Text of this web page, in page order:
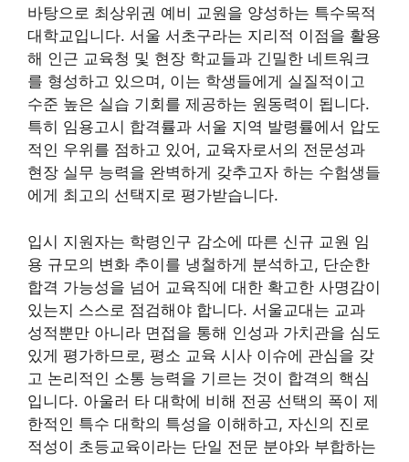
바탕으로 최상위권 예비 교원을 양성하는 특수목적
대학교입니다. 서울 서초구라는 지리적 이점을 활용
해 인근 교육청 및 현장 학교들과 긴밀한 네트워크
를 형성하고 있으며, 이는 학생들에게 실질적이고
수준 높은 실습 기회를 제공하는 원동력이 됩니다.
특히 임용고시 합격률과 서울 지역 발령률에서 압도
적인 우위를 점하고 있어, 교육자로서의 전문성과
현장 실무 능력을 완벽하게 갖추고자 하는 수험생들
에게 최고의 선택지로 평가받습니다.
입시 지원자는 학령인구 감소에 따른 신규 교원 임
용 규모의 변화 추이를 냉철하게 분석하고, 단순한
합격 가능성을 넘어 교육직에 대한 확고한 사명감이
있는지 스스로 점검해야 합니다. 서울교대는 교과
성적뿐만 아니라 면접을 통해 인성과 가치관을 심도
있게 평가하므로, 평소 교육 시사 이슈에 관심을 갖
고 논리적인 소통 능력을 기르는 것이 합격의 핵심
입니다. 아울러 타 대학에 비해 전공 선택의 폭이 제
한적인 특수 대학의 특성을 이해하고, 자신의 진로
적성이 초등교육이라는 단일 전문 분야와 부합하는